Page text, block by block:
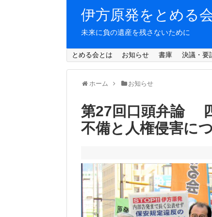
伊方原発をとめる
未来に負の遺産を残さないために
とめる会とは お知らせ 書庫 決議・要
ホーム お知らせ
第27回口頭弁論
不備と人権侵害に